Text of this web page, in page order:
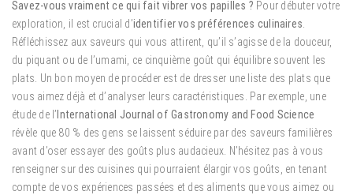
Savez-vous vraiment ce qui fait vibrer vos papilles ? Pour débuter votre
exploration, il est crucial d’identifier vos préférences culinaires
Réfléchissez aux saveurs qui vous attirent, qu’il s’agisse de la douceur,
du piquant ou de l’umami, ce cinquième goût qui équilibre souvent les
plats. Un bon moyen de procéder est de dresser une liste des plats que
vous aimez déjà et d’analyser leurs caractéristiques. Par exemple, une
étude de l’ International Journal of Gastronomy and Food Science
révèle que 80 % des gens se laissent séduire par des saveurs familières
avant d’oser essayer des goûts plus audacieux. N’hésitez pas à vous
renseigner sur des cuisines qui pourraient élargir vos goûts, en tenant
compte de vos expériences passées et des aliments que vous aimez ou